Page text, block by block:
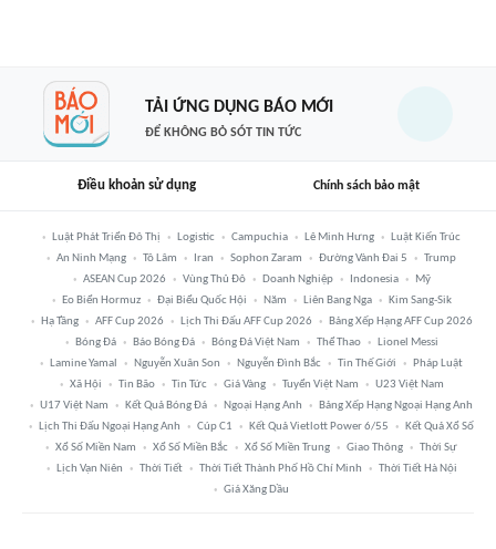
TẢI ỨNG DỤNG BÁO MỚI
ĐỂ KHÔNG BỎ SÓT TIN TỨC
Điều khoản sử dụng Chính sách bảo mật
Luật Phát Triển Đô Thị Logistic Campuchia Lê Minh Hưng
Luật Kiến Trúc
An Ninh Mạng
Tô Lâm Iran Sophon Zaram Đường Vành Đai 5
Trump
ASEAN Cup 2026
Vùng Thủ Đô Doanh Nghiệp Indonesia
Mỹ
Eo Biển Hormuz
Đại Biểu Quốc Hội Năm Liên Bang Nga
Kim Sang-Sik
Hạ Tầng
AFF Cup 2026 Lịch Thi Đấu AFF Cup 2026
Bảng Xếp Hạng AFF Cup 2026
Bóng Đá
Báo Bóng Đá Bóng Đá Việt Nam Thể Thao
Lionel Messi
Lamine Yamal
Nguyễn Xuân Son Nguyễn Đình Bắc Tin Thế Giới
Pháp Luật
Xã Hội
Tin Bão Tin Tức Giá Vàng Tuyển Việt Nam
U23 Việt Nam
U17 Việt Nam
Kết Quả Bóng Đá Ngoại Hạng Anh
Bảng Xếp Hạng Ngoại Hạng Anh
Lịch Thi Đấu Ngoại Hạng Anh
Cúp C1 Kết Quả Vietlott Power 6/55
Kết Quả Xổ Số
Xổ Số Miền Nam
Xổ Số Miền Bắc Xổ Số Miền Trung Giao Thông
Thời Sự
Lịch Vạn Niên
Thời Tiết Thời Tiết Thành Phố Hồ Chí Minh
Thời Tiết Hà Nội
Giá Xăng Dầu